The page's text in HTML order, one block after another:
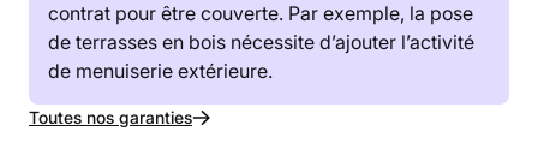
contrat pour être couverte. Par exemple, la pose
de terrasses en bois nécessite d’ajouter l’activité
de menuiserie extérieure.
Toutes nos garanties